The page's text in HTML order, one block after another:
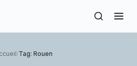
/Tag: Rouen